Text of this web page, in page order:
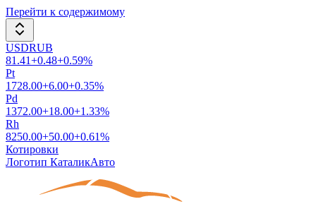
Перейти к содержимому
USDRUB
81.41+0.48+0.59%
Pt
1728.00+6.00+0.35%
Pd
1372.00+18.00+1.33%
Rh
8250.00+50.00+0.61%
Котировки
Логотип КаталикАвто